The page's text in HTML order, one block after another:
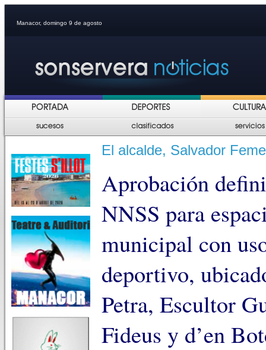
Manacor, domingo 9 de agosto
El alcalde, Salvador
Aprobación
NNSS para
municipal con
deportivo,
Petra, Escultor
Fideus y d’en